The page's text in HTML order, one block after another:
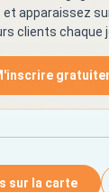
apparaissez
clients chaque
sur la carte